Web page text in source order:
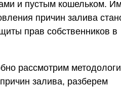
и пустым кошельком.
причин залива
прав собственников в
рассмотрим
залива, разберем